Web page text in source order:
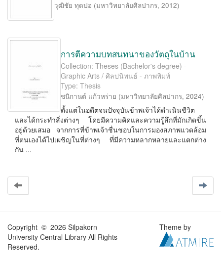
วุฒิชัย ทุดปอ (มหาวิทยาลัยศิลปากร, 2012)
การตีความบทสนทนาของวัตถุในบ้าน
Collection: Theses (Bachelor's degree) -
Graphic Arts / ศิลปนิพนธ์ - ภาพพิมพ์
Type: Thesis
ชนิกานต์ แก้วหร่าย (มหาวิทยาลัยศิลปากร, 2024)
ตั้งแต่ในอดีตจนปัจจุบันข้าพเจ้าได้ดำเนินชีวิต
และได้กระทำสิ่งต่างๆ โดยมีความคิดและความรู้สึกที่มักเกิดขึ้น
อยู่ด้วยเสมอ จากการที่ข้าพเจ้าชื่นชอบในการมองสภาพแวดล้อม
ที่ตนเองได้ไปเผชิญในที่ต่างๆ ที่มีความหลากหลายและแตกต่าง
กัน ...
Copyright © 2026 Silpakorn
University Central Library All Rights
Reserved.
Theme by